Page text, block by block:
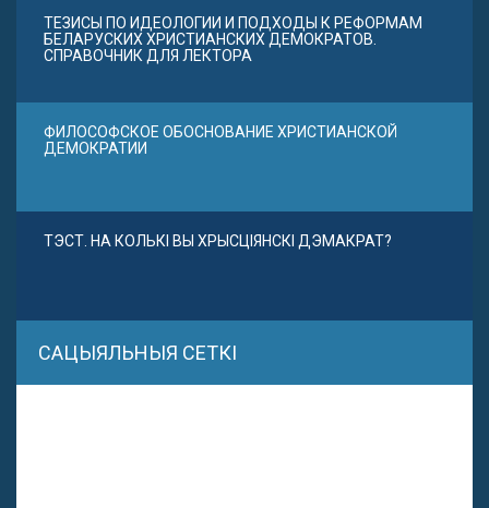
ТЕЗИСЫ ПО ИДЕОЛОГИИ И ПОДХОДЫ К РЕФОРМАМ
БЕЛАРУСКИХ ХРИСТИАНСКИХ ДЕМОКРАТОВ.
СПРАВОЧНИК ДЛЯ ЛЕКТОРА
ФИЛОСОФСКОЕ ОБОСНОВАНИЕ ХРИСТИАНСКОЙ
ДЕМОКРАТИИ
ТЭСТ. НА КОЛЬКІ ВЫ ХРЫСЦІЯНСКІ ДЭМАКРАТ?
САЦЫЯЛЬНЫЯ СЕТКІ